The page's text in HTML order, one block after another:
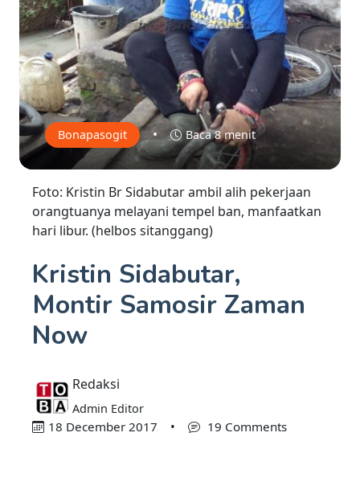
Bonapasogit • Baca 8 menit
Foto: Kristin Br Sidabutar ambil alih pekerjaan
orangtuanya melayani tempel ban, manfaatkan
hari libur. (helbos sitanggang)
Kristin Sidabutar,
Montir Samosir Zaman
Now
Redaksi
Admin Editor
18 December 2017 • 19 Comments